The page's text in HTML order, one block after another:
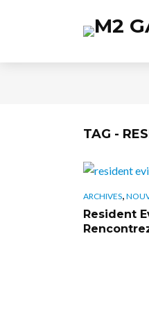
TAG -
ARCHIVES,
Resident